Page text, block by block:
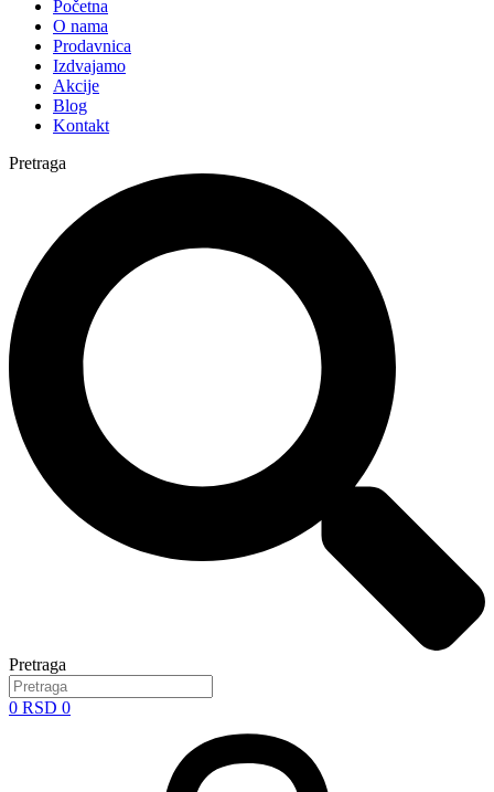
Početna
O nama
Prodavnica
Izdvajamo
Akcije
Blog
Kontakt
Pretraga
Pretraga
0 RSD 0